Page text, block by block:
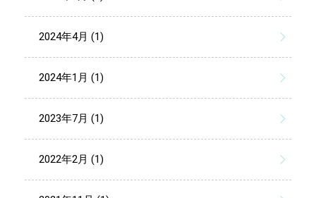
2024年4月 (1)
2024年1月 (1)
2023年7月 (1)
2022年2月 (1)